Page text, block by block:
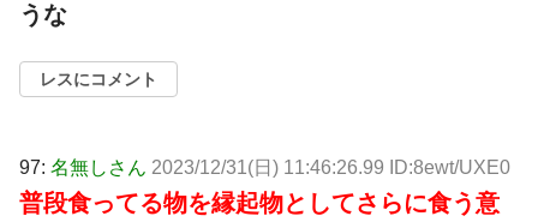
うな
レスにコメント
97: 名無しさん 2023/12/31(日) 11:46:26.99 ID:8ewt/UXE0
普段食ってる物を縁起物としてさらに食う意